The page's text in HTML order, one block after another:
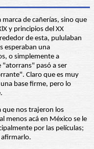
de cañerías, sino que
y principios del XX
de esta, pululaban
esperaban una
o simplemente a
"atorrans" pasó a ser
Claro que es muy
base firme, pero lo
que nos trajeron los
menos acá en México se le
por las películas;
afirmarlo.